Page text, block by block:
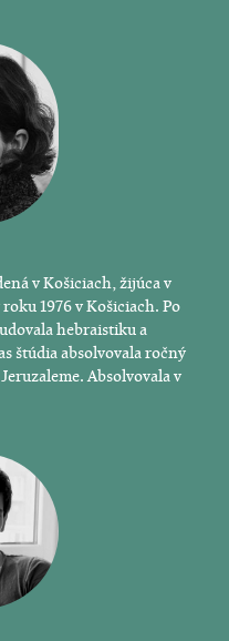
v Košiciach, žijúca v
1976 v Košiciach. Po
hebraistiku a
štúdia absolvovala ročný
Absolvovala v